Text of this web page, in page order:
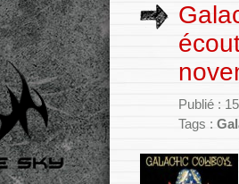
Publié :
Tags :